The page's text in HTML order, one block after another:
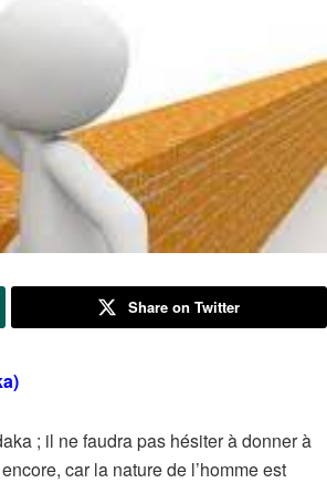
Share on Twitter
; il ne faudra pas hésiter à donner à
car la nature de l’homme est